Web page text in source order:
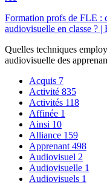
Formation profs de FLE :
audiovisuelle en classe ?
Quelles techniques
audiovisuelle des
Acquis 7
Activité 835
Activités 118
Affinée 1
Ainsi 10
Alliance 159
Apprenant 498
Audiovisuel 2
Audiovisuelle 1
Audiovisuels 1